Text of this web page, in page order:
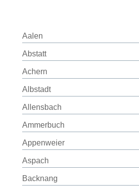
Aalen
Abstatt
Achern
Albstadt
Allensbach
Ammerbuch
Appenweier
Aspach
Backnang